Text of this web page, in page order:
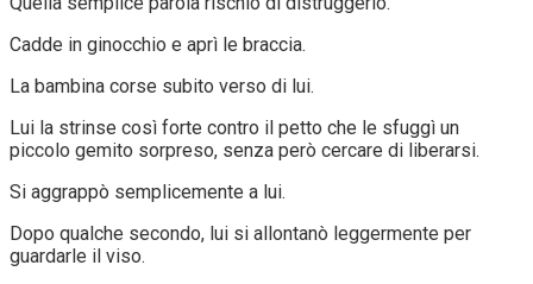
Cadde in ginocchio e aprì le braccia.
La bambina corse subito verso di lui.
Lui la strinse così forte contro il petto che le sfuggì un
piccolo gemito sorpreso, senza però cercare di liberarsi.
Si aggrappò semplicemente a lui.
Dopo qualche secondo, lui si allontanò leggermente per
guardarle il viso.